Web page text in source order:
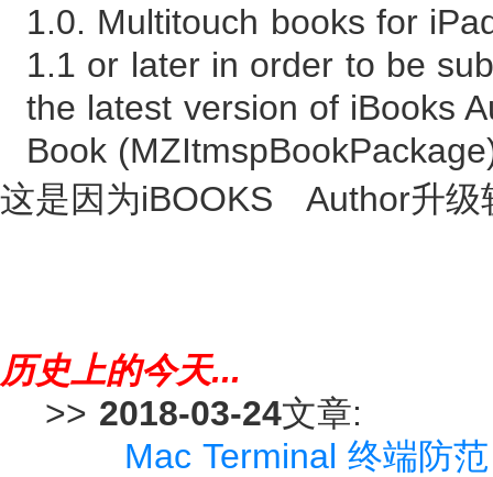
1.0. Multitouch books for
1.1 or later in order to be
the latest version of iBooks
Book
这是因为iBOOKS Author升级
历史上的今天...
>> 2018-03-24文章:
Mac Terminal 终端防